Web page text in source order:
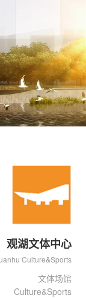
观湖文体中心
Culture&Sports
Center
文体场馆
Culture&Sports